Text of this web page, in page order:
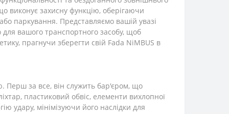
виконує захисну функцію, оберігаючи
паркування. Представляємо вашій увазі
для вашого транспортного засобу, щоб
прагнучи зберегти свій Fada NiMBUS в
Перш за все, він служить бар'єром, що
пластиковий обвіс, елементи вихлопної
удару, мінімізуючи його наслідки для